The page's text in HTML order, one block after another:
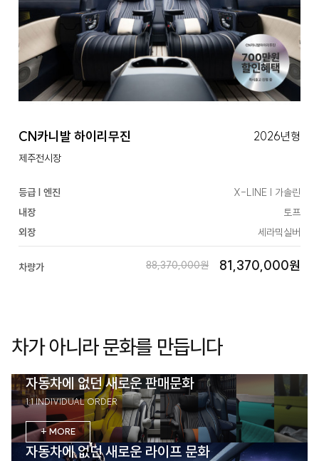
CN카니발 하이리무진 2026년형
제주전시장
등급 | 엔진
X-LINE | 가솔린
내장
토프
외장
세라믹실버
차량가 88,370,000원 81,370,000원
차가 아니라 문화를 만듭니다
자동차에 없던 새로운 판매문화
1:1 INDIVIDUAL ORDER
+ MORE
자동차에 없던 새로운 라이프 문화